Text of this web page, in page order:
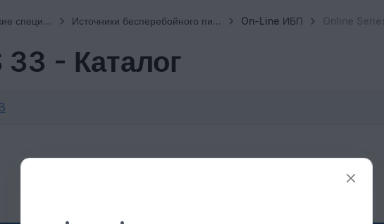
Источники бесперебойного питания (файлы) On-Line ИБП Online
- Каталог